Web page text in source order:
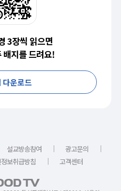
3장씩 읽으면
배지를 드려요!
다운로드
설교방송참여 ｜ 광고문의
｜
보취급방침 ｜ 고객센터